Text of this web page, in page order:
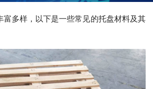
富多样，以下是一些常见的托盘材料及其